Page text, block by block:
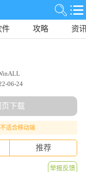
件 攻略 资
06-24
下载
适合移动端
推荐
举报反馈